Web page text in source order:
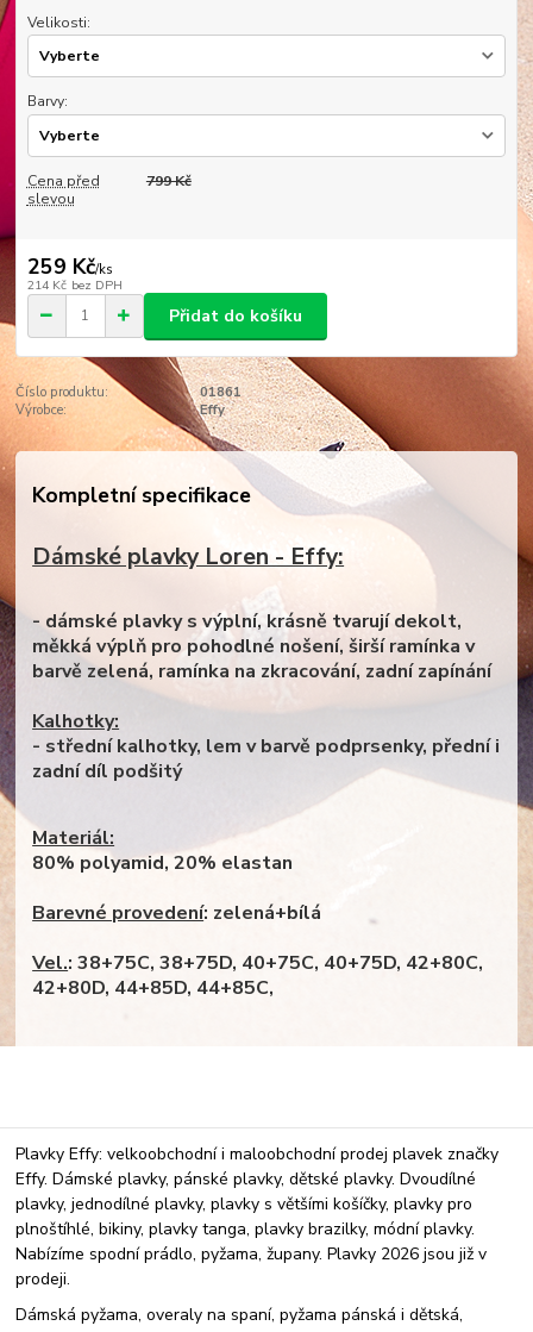
Velikosti:
Barvy:
Cena před
slevou
799 Kč
259 Kč/ks
214 Kč bez DPH
Přidat do košíku
Číslo produktu:
01861
Výrobce:
Effy
Kompletní specifikace
Dámské plavky Loren - Effy:
- dámské plavky s výplní, krásně tvarují dekolt,
měkká výplň pro pohodlné nošení, širší ramínka v
barvě zelená, ramínka na zkracování, zadní zapínání
Kalhotky:
- střední kalhotky, lem v barvě podprsenky, přední i
zadní díl podšitý
Materiál:
80% polyamid, 20% elastan
Barevné provedení: zelená+bílá
Vel.: 38+75C, 38+75D, 40+75C, 40+75D, 42+80C,
42+80D, 44+85D, 44+85C,
Plavky Effy: velkoobchodní i maloobchodní prodej plavek značky
Effy. Dámské plavky, pánské plavky, dětské plavky. Dvoudílné
plavky, jednodílné plavky, plavky s většími košíčky, plavky pro
plnoštíhlé, bikiny, plavky tanga, plavky brazilky, módní plavky.
Nabízíme spodní prádlo, pyžama, župany. Plavky 2026 jsou již v
prodeji.
Dámská pyžama, overaly na spaní, pyžama pánská i dětská,